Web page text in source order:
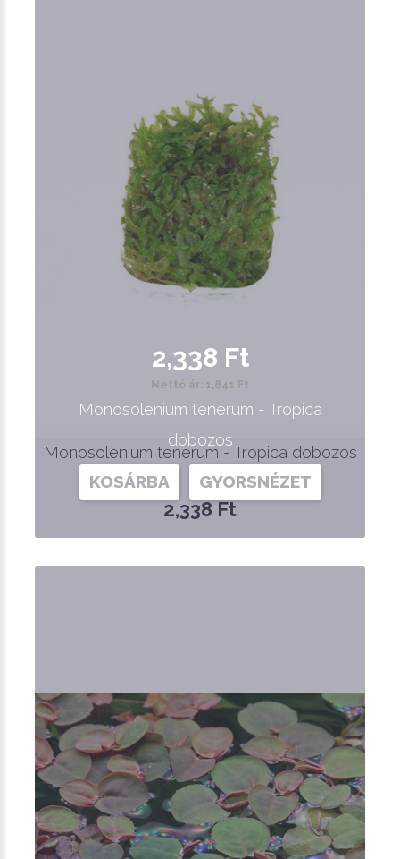
Monosolenium tenerum - Tropica dobozos
2,338 Ft
2,338 Ft
Nettó ár: 1,841 Ft
Monosolenium tenerum - Tropica
dobozos
KOSÁRBA GYORSNÉZET